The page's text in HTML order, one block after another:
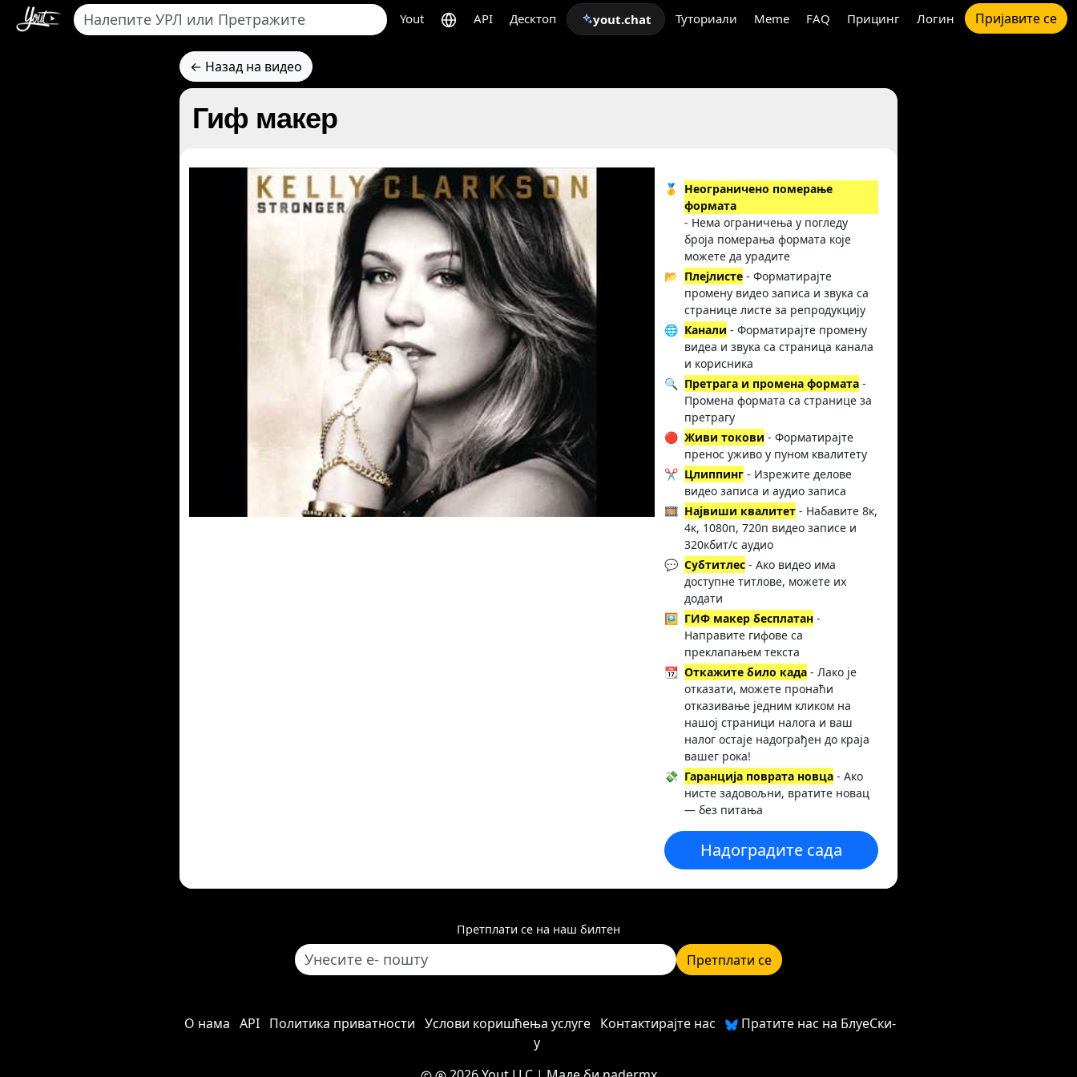
Yout API Десктоп yout.chat Туториали Meme FAQ Прицинг Логин Пријавите се
← Назад на видео
Гиф макер
🥇
Неограничено померање
формата
- Нема ограничења у погледу
броја померања формата које
можете да урадите
📂 Плејлисте - Форматирајте
промену видео записа и звука са
странице листе за репродукцију
🌐 Канали - Форматирајте промену
видеа и звука са страница канала
и корисника
🔍 Претрага и промена формата -
Промена формата са странице за
претрагу
🔴 Живи токови - Форматирајте
пренос уживо у пуном квалитету
✂️ Цлиппинг - Изрежите делове
видео записа и аудио записа
🎞️ Највиши квалитет - Набавите 8к,
4к, 1080п, 720п видео записе и
320кбит/с аудио
💬 Субтитлес - Ако видео има
доступне титлове, можете их
додати
🖼️ ГИФ макер бесплатан -
Направите гифове са
преклапањем текста
📆 Откажите било када - Лако је
отказати, можете пронаћи
отказивање једним кликом на
нашој страници налога и ваш
налог остаје надограђен до краја
вашег рока!
💸 Гаранција поврата новца - Ако
нисте задовољни, вратите новац
— без питања
Надоградите сада
Претплати се на наш билтен
Претплати се
О нама API Политика приватности Услови коришћења услуге Контактирајте нас
Пратите нас на БлуеСки-
у